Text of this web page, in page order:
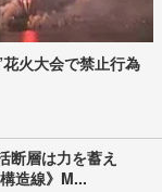
火大会で禁止行為
断層は力を蓄え
造線》M...